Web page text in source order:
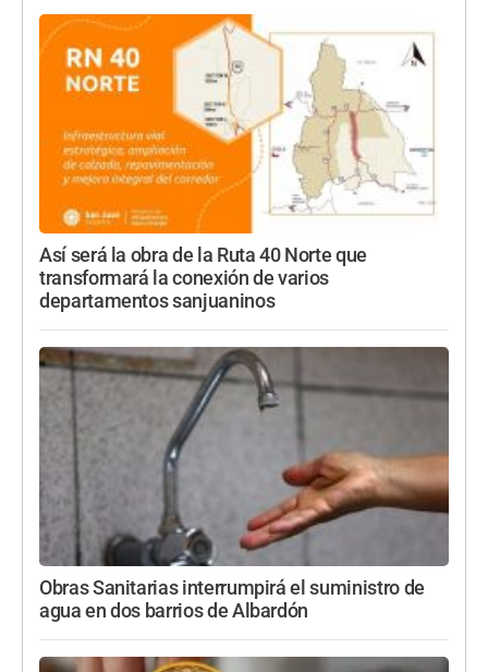
Así será la obra de la Ruta 40 Norte que
transformará la conexión de varios
departamentos sanjuaninos
Obras Sanitarias interrumpirá el suministro de
agua en dos barrios de Albardón